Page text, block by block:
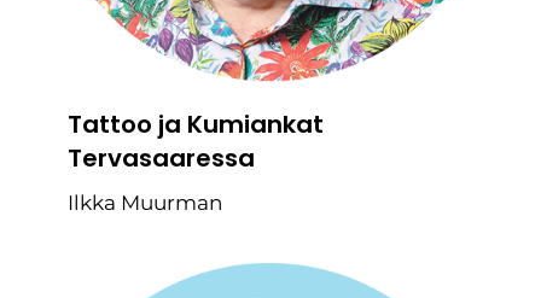
Tattoo ja Kumiankat
Tervasaaressa
Ilkka Muurman